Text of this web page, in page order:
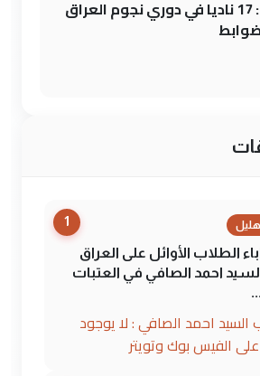
لجنة التراخيص : 17 ناديا في دوري نجوم العراق
1 هليل
الطلاب الأوائل على العراق
احمد الصافي في العتبات
السيد احمد الصافي : لا يوجود
الفيس بوك وتويتر